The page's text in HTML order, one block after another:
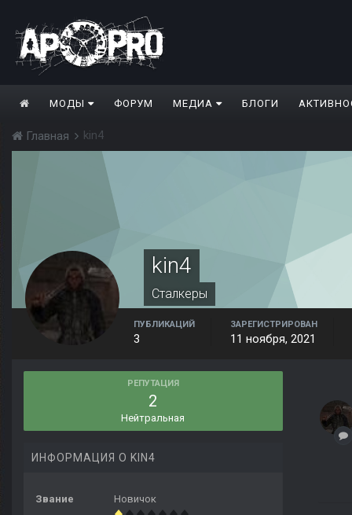
МОДЫ ФОРУМ МЕДИА БЛОГИ
Главная kin4
kin4
Сталкеры
ПУБЛИКАЦИЙ
3
ЗАРЕГИСТРИРОВАН
11 ноября, 2021
РЕПУТАЦИЯ
2
Нейтральная
ИНФОРМАЦИЯ О KIN4
Звание Новичок